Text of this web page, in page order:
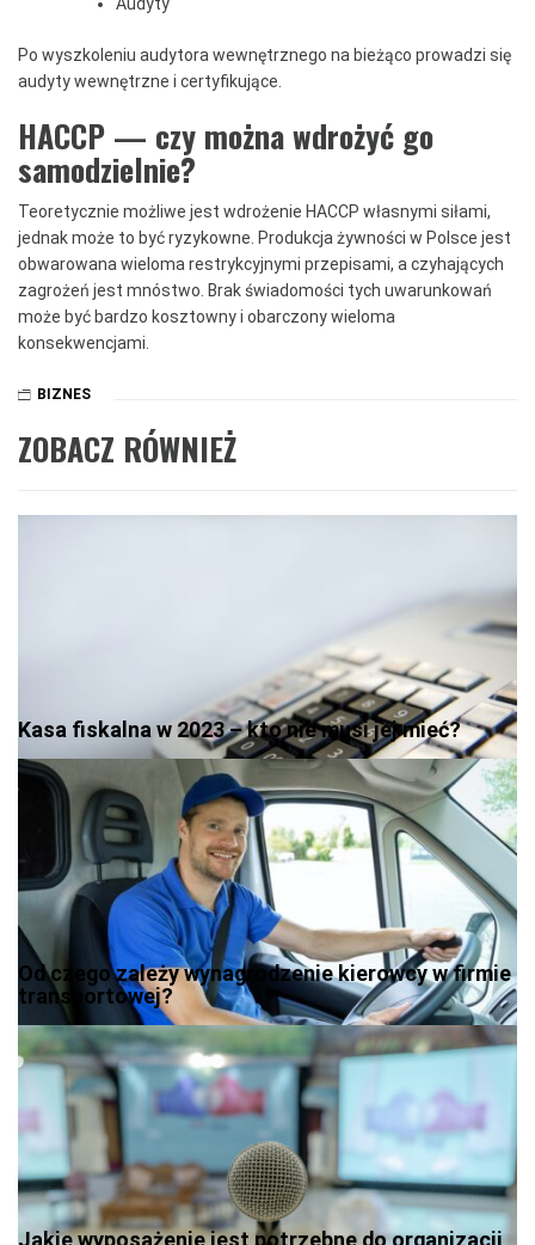
Po wyszkoleniu audytora wewnętrznego na bieżąco prowadzi się
audyty wewnętrzne i certyfikujące.
HACCP — czy można wdrożyć go
samodzielnie?
Teoretycznie możliwe jest wdrożenie HACCP własnymi siłami,
jednak może to być ryzykowne. Produkcja żywności w Polsce jest
obwarowana wieloma restrykcyjnymi przepisami, a czyhających
zagrożeń jest mnóstwo. Brak świadomości tych uwarunkowań
może być bardzo kosztowny i obarczony wieloma
konsekwencjami.
BIZNES
ZOBACZ RÓWNIEŻ
Kasa fiskalna w 2023 – kto nie musi jej mieć?
Od czego zależy wynagrodzenie kierowcy w firmie
transportowej?
Jakie wyposażenie jest potrzebne do organizacji